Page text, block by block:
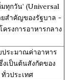
ทุกวัน’ (Universal
สำคัญของรัฐบาล -
รงการอาหารกลาง
ประมาณค่าอาหาร
งเป็นต้นสังกัดของ
วประเทศ